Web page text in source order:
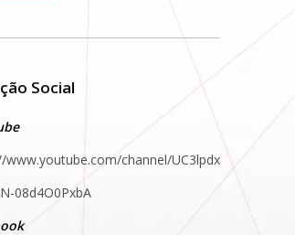
Social
www.youtube.com/channel/UC3lpdx
08d4O0PxbA